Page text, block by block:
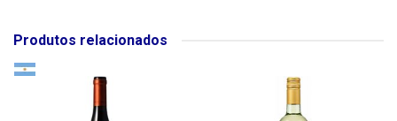
Produtos relacionados